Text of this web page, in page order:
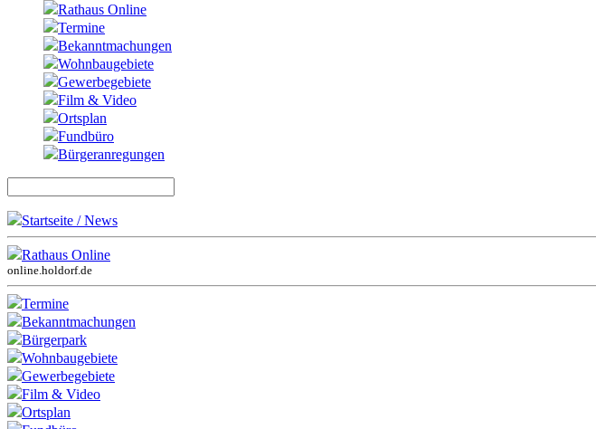
Rathaus Online
Termine
Bekanntmachungen
Wohnbaugebiete
Gewerbegebiete
Film & Video
Ortsplan
Fundbüro
Bürgeranregungen
Startseite / News
Rathaus Online
online.holdorf.de
Termine
Bekanntmachungen
Bürgerpark
Wohnbaugebiete
Gewerbegebiete
Film & Video
Ortsplan